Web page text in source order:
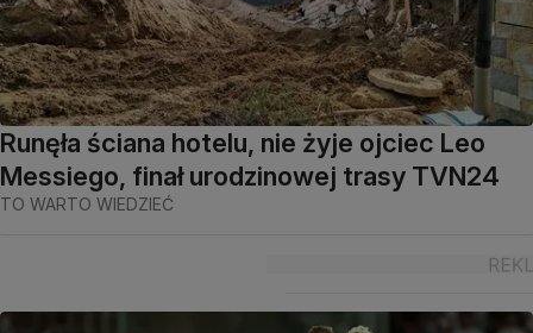
Runęła ściana hotelu, nie żyje ojciec Leo
Messiego, finał urodzinowej trasy TVN24
TO WARTO WIEDZIEĆ